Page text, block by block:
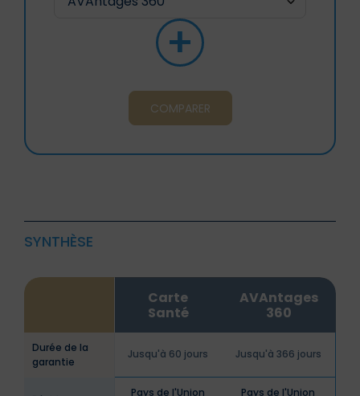
+
COMPARER
SYNTHÈSE
Carte
Santé
AVAntages
360
Durée de la
garantie
Jusqu'à 60 jours Jusqu'à 366 jours
Pays de l'Union
Pays de l'Union